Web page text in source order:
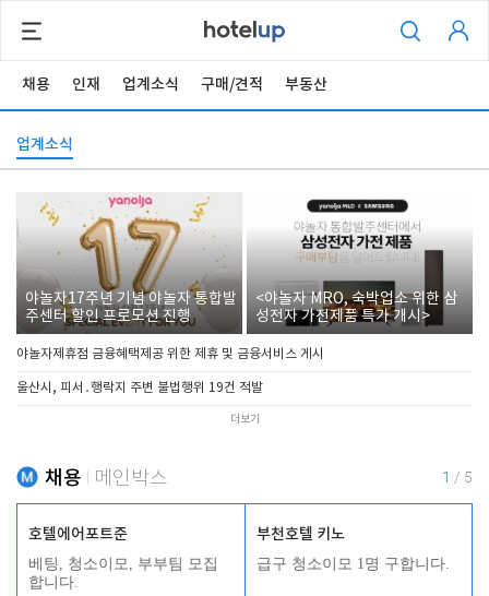
채용 인재 업계소식 구매/견적 부동산
업계소식
야놀자17주년 기념 야놀자 통합발
주센터 할인 프로모션 진행
<야놀자 MRO, 숙박업소 위한 삼
성전자 가전제품 특가 개시>
야놀자제휴점 금융혜택제공 위한 제휴 및 금융서비스 게시
울산시, 피서․행락지 주변 불법행위 19건 적발
더보기
채용 메인박스 1 / 5
호텔에어포트준
베팅, 청소이모, 부부팀 모집
합니다.
부천호텔 키노
급구 청소이모 1명 구합니다.